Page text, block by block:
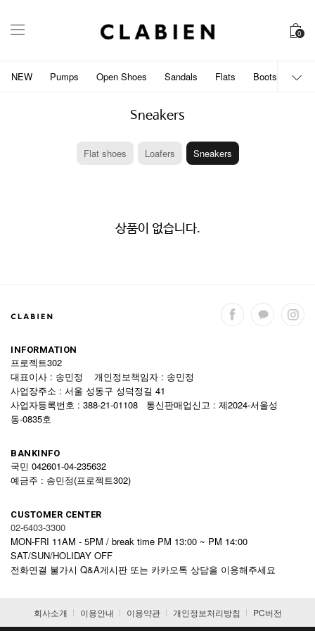
0
NEW Pumps Open Shoes Sandals Flats Boots 개
Sneakers
Flat shoes Loafers Sneakers
상품이 없습니다.
INFORMATION
프로젝트302
대표이사 : 송민정 개인정보책임자 : 송민정
사업장주소 : 서울 성동구 성덕정길 41
사업자등록번호 : 388-21-01108 통신판매업신고 : 제2024-서울성
동-0835호
BANKINFO
국민 042601-04-235632
예금주 : 송민정(프로젝트302)
CUSTOMER CENTER
02-6403-3300
MON-FRI 11AM - 5PM / break time PM 13:00 ~ PM 14:00
SAT/SUN/HOLIDAY OFF
전화연결 불가시 Q&A게시판 또는 카카오톡 상담을 이용해주세요
회사소개 이용안내 이용약관 개인정보처리방침 PC버전